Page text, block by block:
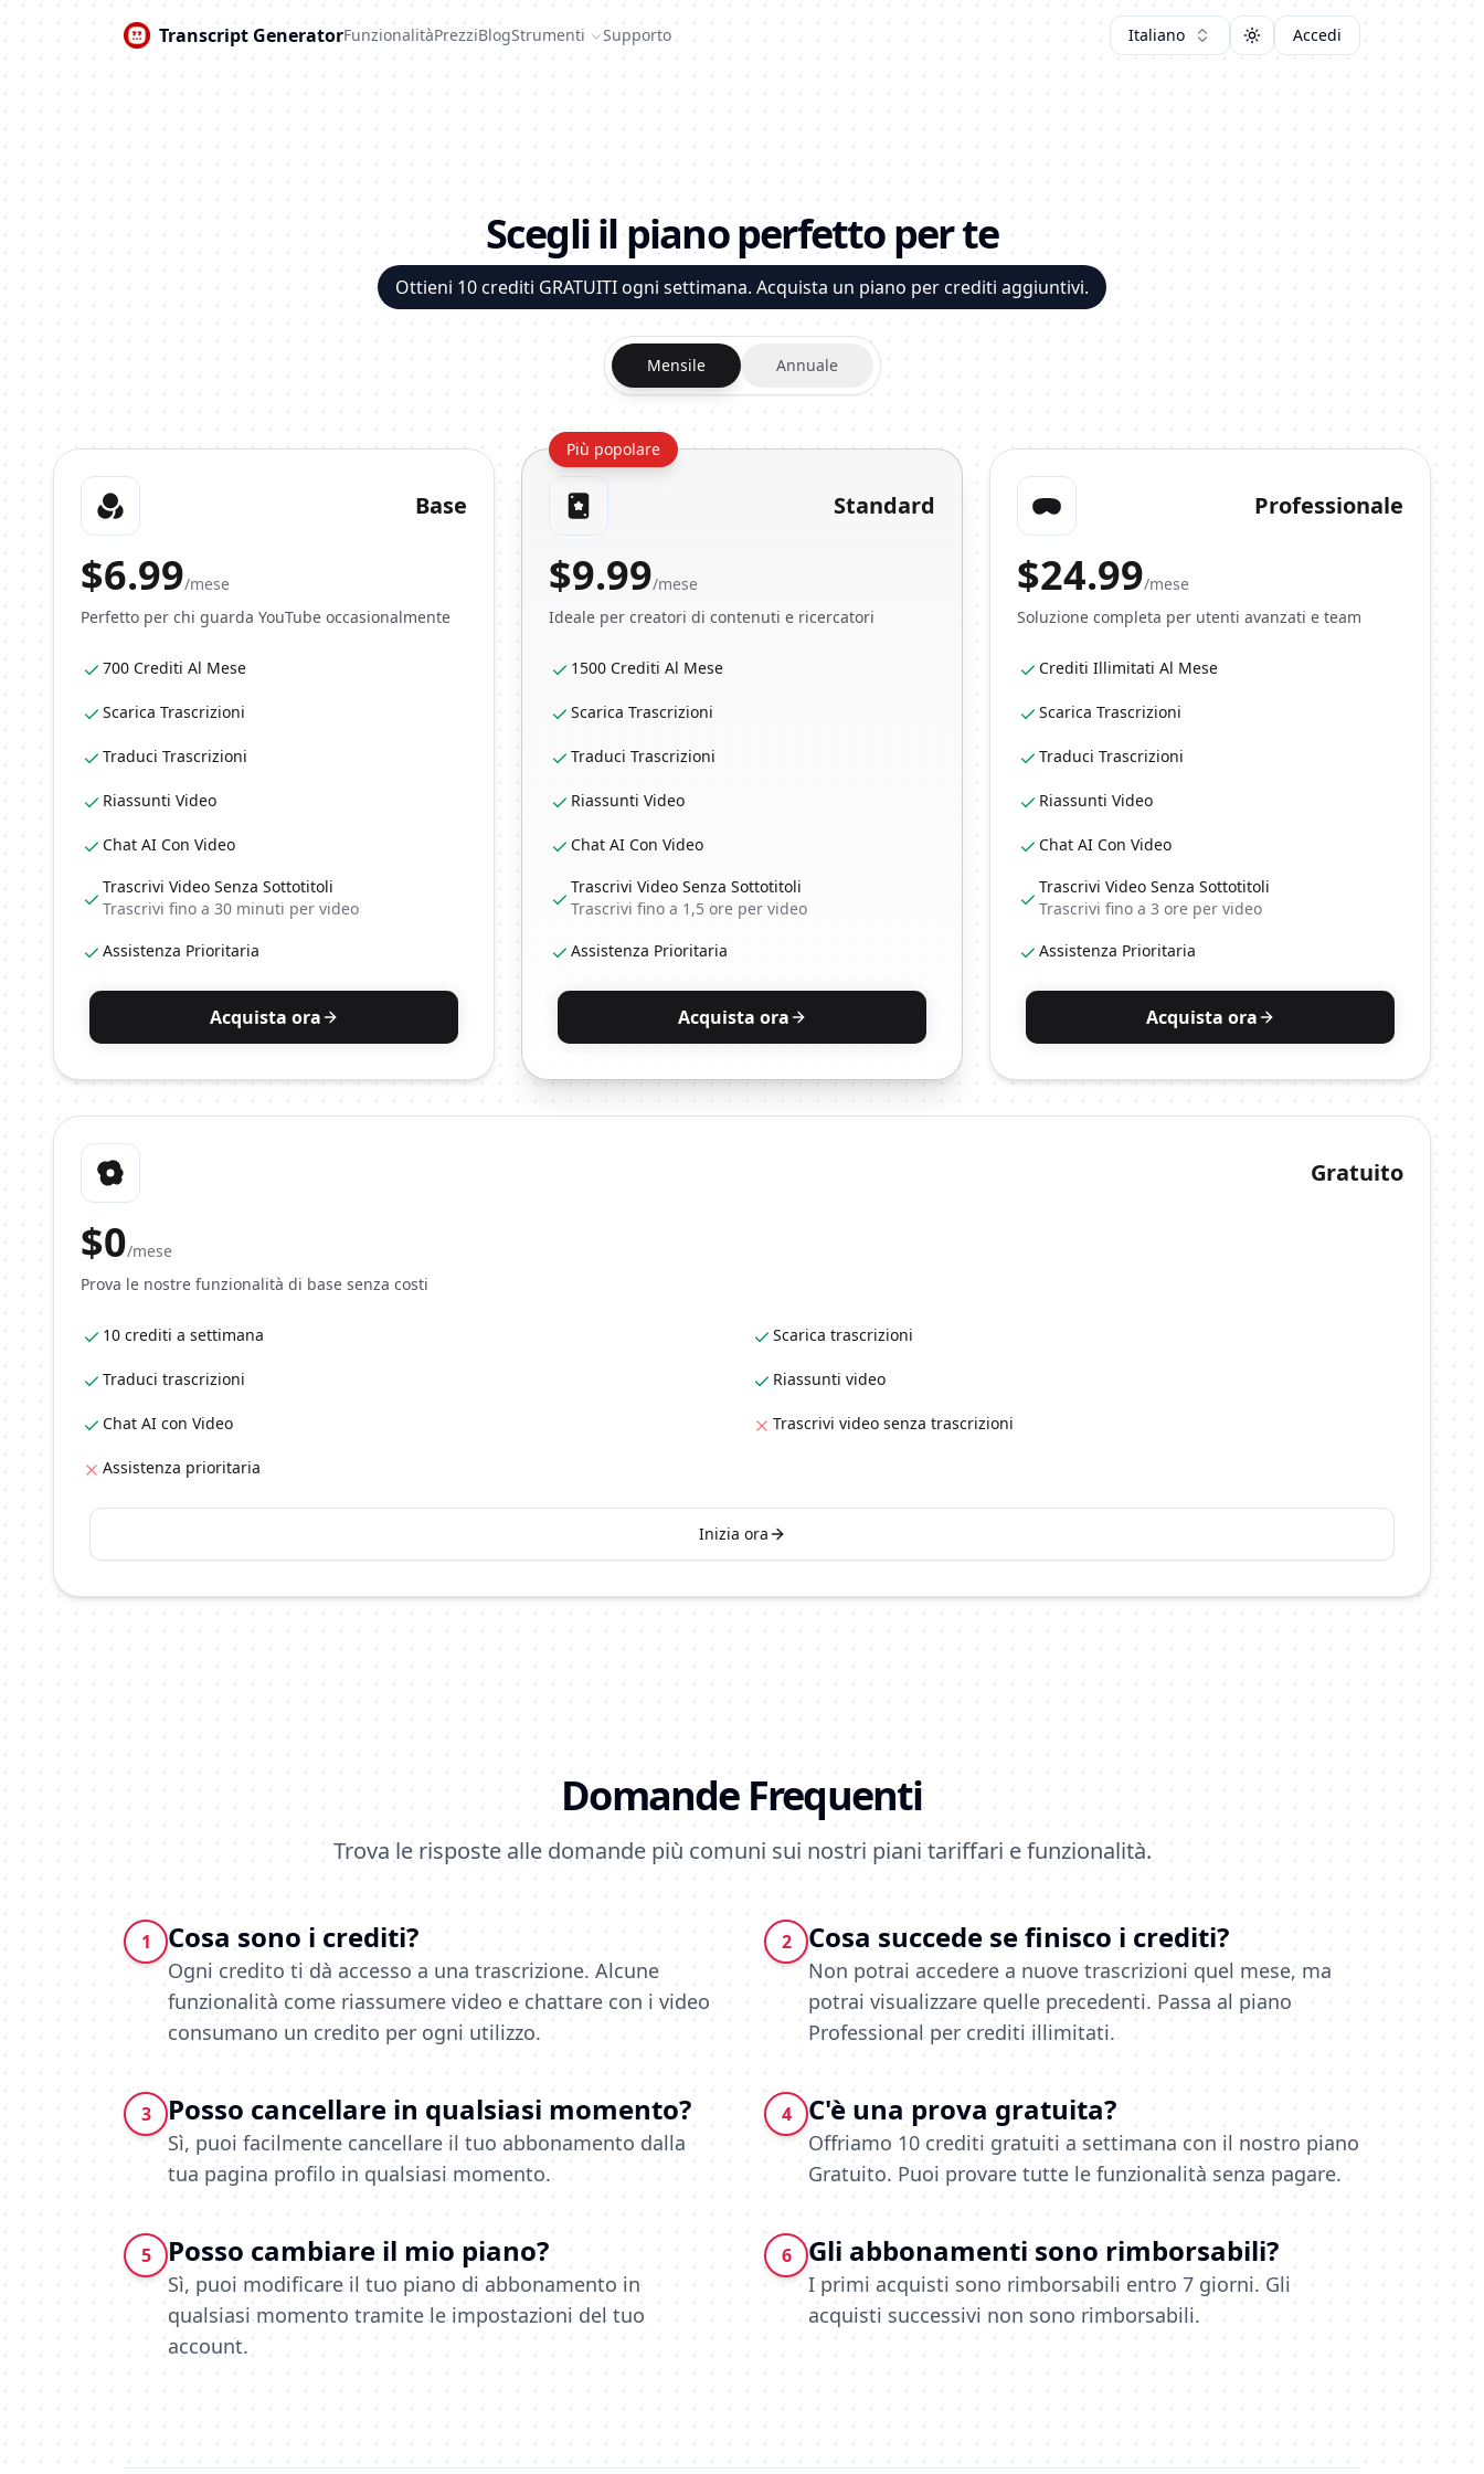
Transcript GeneratorFunzionalitàPrezziBlogStrumenti Supporto Italiano Toggle theme
Accedi
Scegli il piano perfetto per te
Ottieni 10 crediti GRATUITI ogni settimana. Acquista un piano per crediti aggiuntivi.
Mensile Annuale
Base
$6.99/mese
Perfetto per chi guarda YouTube occasionalmente
700 Crediti Al Mese
Scarica Trascrizioni
Traduci Trascrizioni
Riassunti Video
Chat AI Con Video
Trascrivi Video Senza Sottotitoli
Trascrivi fino a 30 minuti per video
Assistenza Prioritaria
Acquista ora
Più popolare
Standard
$9.99/mese
Ideale per creatori di contenuti e ricercatori
1500 Crediti Al Mese
Scarica Trascrizioni
Traduci Trascrizioni
Riassunti Video
Chat AI Con Video
Trascrivi Video Senza Sottotitoli
Trascrivi fino a 1,5 ore per video
Assistenza Prioritaria
Acquista ora
Professionale
$24.99/mese
Soluzione completa per utenti avanzati e team
Crediti Illimitati Al Mese
Scarica Trascrizioni
Traduci Trascrizioni
Riassunti Video
Chat AI Con Video
Trascrivi Video Senza Sottotitoli
Trascrivi fino a 3 ore per video
Assistenza Prioritaria
Acquista ora
Gratuito
$0/mese
Prova le nostre funzionalità di base senza costi
10 crediti a settimana Scarica trascrizioni
Traduci trascrizioni Riassunti video
Chat AI con Video Trascrivi video senza trascrizioni
Assistenza prioritaria
Inizia ora
Domande Frequenti
Trova le risposte alle domande più comuni sui nostri piani tariffari e funzionalità.
1 Cosa sono i crediti?
Ogni credito ti dà accesso a una trascrizione. Alcune
funzionalità come riassumere video e chattare con i video
consumano un credito per ogni utilizzo.
2 Cosa succede se finisco i crediti?
Non potrai accedere a nuove trascrizioni quel mese, ma
potrai visualizzare quelle precedenti. Passa al piano
Professional per crediti illimitati.
3 Posso cancellare in qualsiasi momento?
Sì, puoi facilmente cancellare il tuo abbonamento dalla
tua pagina profilo in qualsiasi momento.
4 C'è una prova gratuita?
Offriamo 10 crediti gratuiti a settimana con il nostro piano
Gratuito. Puoi provare tutte le funzionalità senza pagare.
5 Posso cambiare il mio piano?
Sì, puoi modificare il tuo piano di abbonamento in
qualsiasi momento tramite le impostazioni del tuo
account.
6 Gli abbonamenti sono rimborsabili?
I primi acquisti sono rimborsabili entro 7 giorni. Gli
acquisti successivi non sono rimborsabili.